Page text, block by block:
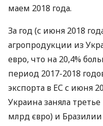
маем 2018 года.
За год (с июня 2018
агропродукции из
евро, что на 20,4%
период 2017-2018
экспорта в ЕС с июня
Украина заняла
млрд євро) и